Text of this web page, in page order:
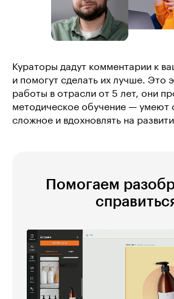
Кураторы дадут комментарии к
и помогут сделать их лучше. Это
работы в отрасли от 5 лет, они
методическое обучение — умеют
сложное и вдохновлять на
Помогаем